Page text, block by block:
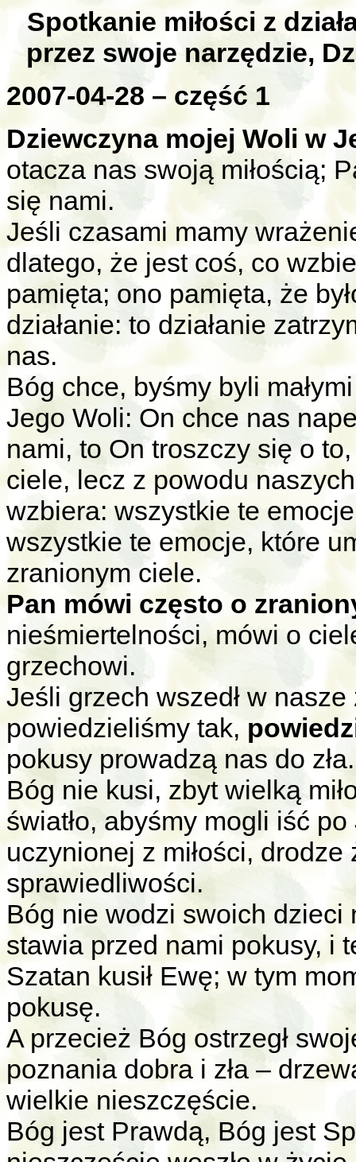
Spotkanie miłości z
przez swoje narzędzie,
2007-04-28 – część 1
Dziewczyna mojej Woli w
otacza nas swoją miłością;
się nami.
Jeśli czasami mamy
dlatego, że jest coś, co
pamięta; ono pamięta, że
działanie: to działanie
nas.
Bóg chce, byśmy byli
Jego Woli: On chce nas
nami, to On troszczy się o
ciele, lecz z powodu
wzbiera: wszystkie te
wszystkie te emocje, które
zranionym ciele.
Pan mówi często o
nieśmiertelności, mówi o
grzechowi.
Jeśli grzech wszedł w
powiedzieliśmy tak,
pokusy prowadzą nas do zła.
Bóg nie kusi, zbyt wielką
światło, abyśmy mogli iść
uczynionej z miłości,
sprawiedliwości.
Bóg nie wodzi swoich
stawia przed nami pokusy, i
Szatan kusił Ewę; w tym
pokusę.
A przecież Bóg ostrzegł
poznania dobra i zła –
wielkie nieszczęście.
Bóg jest Prawdą, Bóg jest